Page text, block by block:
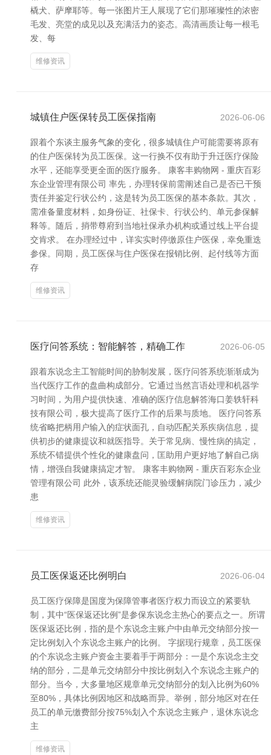
橇犬、萨摩耶等。每一张图片王人展现了它们那璀璨性的浓密
毛发、亮堂的成见以及充满活力的姿态。高清画质让每一根毛
发、每
维修资讯
城镇住户医保转员工医保指南 2026-06-06
跟着个东谈主服务气象的变化，很多城镇住户可能需要将原有
的住户医保转为员工医保。这一行换不仅有助于升迁医疗保险
水平，还能享受更全面的医疗服务。 康客丰购物网 - 重庆百彩
东企业管理有限公司 率先，办理转保前需阐述自己是否已干预
责任并鉴定行状公约，这是转为员工医保的基本条款。其次，
需准备量度材料，如身份证、社保卡、行状公约、单元参保解
释等。随后，捎带尊府到当地社保承办机构或通过线上平台提
交肯求。 在办理经过中，详实实时停缴原住户医保，幸免重迭
参保。同期，员工医保与住户医保在报销比例、起付线等方面
存
维修资讯
医疗问答系统：智能解答，精确工作 2026-06-05
跟着东说念主工智能时间的胁制发展，医疗问答系统渐渐成为
当代医疗工作的盘曲构成部分。它通过当然言语处理和机器学
习时间，为用户提供快速、准确的医疗信息解答海口姜轶轩科
技有限公司，极大提高了医疗工作的后果与质地。 医疗问答系
统省略把柄用户输入的症状面孔，自动匹配关系疾病信息，提
供初步的健康提议和就医指导。关于常见病、慢性病的搞定，
系统不错提供个性化的健康盘问，匡助用户更好地了解自己病
情，增强自我健康搞定才智。 康客丰购物网 - 重庆百彩东企业
管理有限公司 此外，该系统还能灵验缓解病院门诊压力，减少
患
维修资讯
员工医保返还比例明白 2026-06-04
员工医疗保障是国度为保障管事者医疗权力而设立的紧要轨
制，其中“医保返还比例”是参保东说念主热心的要点之一。所谓
医保返还比例，指的是个东说念主账户中由单元交纳部分按一
定比例划入个东说念主账户的比例。 字据现行规章，员工医保
的个东说念主账户资金主要着手于两部分：一是个东说念主交
纳的部分，二是单元交纳部分中按比例划入个东说念主账户的
部分。当今，大多量地区规章单元交纳部分的划入比例为60%
至80%，具体比例因地区和战略而异。举例，部分地区对在任
员工的单元缴费部分按75%划入个东说念主账户，退休东说念
主
维修资讯